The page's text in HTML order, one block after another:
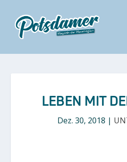
LEBEN MIT
Dez. 30, 2018 |